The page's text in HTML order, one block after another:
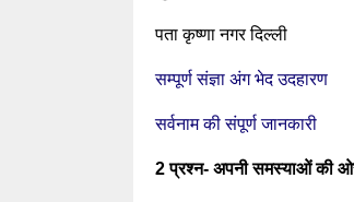
पता कृष्णा नगर दिल्ली
सम्पूर्ण संज्ञा अंग भेद उदहारण
सर्वनाम की संपूर्ण जानकारी
2 प्रश्न- अपनी समस्याओं की